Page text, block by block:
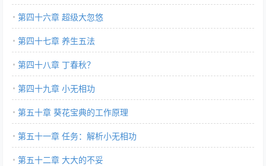
第四十六章 超级大忽悠
第四十七章 养生五法
第四十八章 丁春秋？
第四十九章 小无相功
第五十章 葵花宝典的工作原理
第五十一章 任务：解析小无相功
第五十二章 大大的不妥